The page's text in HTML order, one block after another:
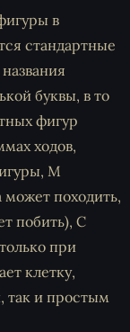
в
стандартные
буквы, в то
фигур
ходов,
M
может походить,
побить), C
при
клетку,
так и простым